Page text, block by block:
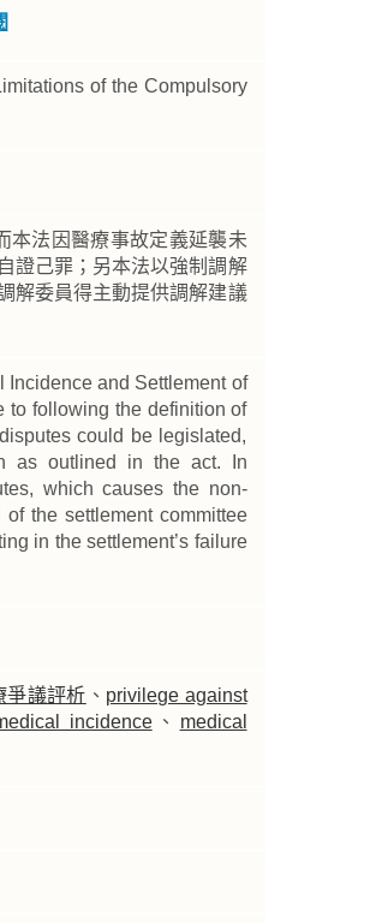
of the Compulsory
本法因醫療事故定義延襲未
證己罪；另本法以強制調解
解委員得主動提供調解建議
Incidence and Settlement of
to following the definition of
could be legislated,
as outlined in the act. In
which causes the non-
the settlement committee
in the settlement’s failure
爭議評析 、 privilege against
incidence、 medical